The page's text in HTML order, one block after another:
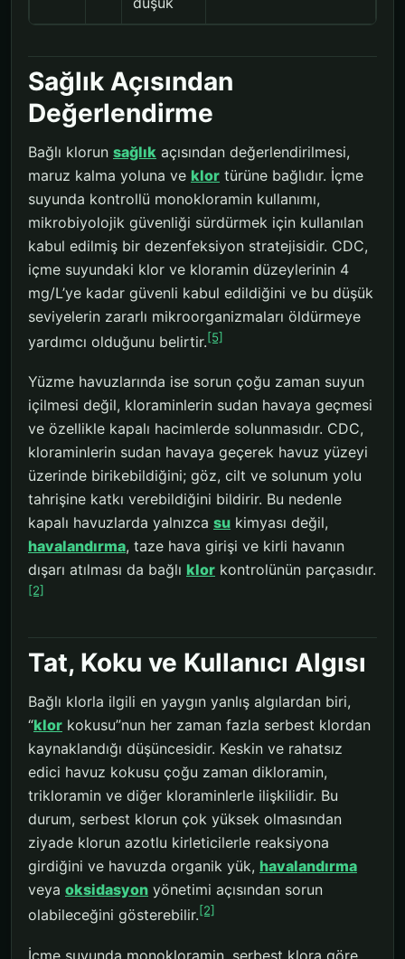
Sağlık Açısından
Değerlendirme
Bağlı klorun sağlık açısından değerlendirilmesi,
maruz kalma yoluna ve klor türüne bağlıdır. İçme
suyunda kontrollü monokloramin kullanımı,
mikrobiyolojik güvenliği sürdürmek için kullanılan
kabul edilmiş bir dezenfeksiyon stratejisidir. CDC,
içme suyundaki klor ve kloramin düzeylerinin 4
mg/L’ye kadar güvenli kabul edildiğini ve bu düşük
seviyelerin zararlı mikroorganizmaları öldürmeye
yardımcı olduğunu belirtir.[5]
Yüzme havuzlarında ise sorun çoğu zaman suyun
içilmesi değil, kloraminlerin sudan havaya geçmesi
ve özellikle kapalı hacimlerde solunmasıdır. CDC,
kloraminlerin sudan havaya geçerek havuz yüzeyi
üzerinde birikebildiğini; göz, cilt ve solunum yolu
tahrişine katkı verebildiğini bildirir. Bu nedenle
kapalı havuzlarda yalnızca su kimyası değil,
havalandırma, taze hava girişi ve kirli havanın
dışarı atılması da bağlı klor kontrolünün parçasıdır.
[2]
Tat, Koku ve Kullanıcı Algısı
Bağlı klorla ilgili en yaygın yanlış algılardan biri,
“klor kokusu”nun her zaman fazla serbest klordan
kaynaklandığı düşüncesidir. Keskin ve rahatsız
edici havuz kokusu çoğu zaman dikloramin,
trikloramin ve diğer kloraminlerle ilişkilidir. Bu
durum, serbest klorun çok yüksek olmasından
ziyade klorun azotlu kirleticilerle reaksiyona
girdiğini ve havuzda organik yük, havalandırma
veya oksidasyon yönetimi açısından sorun
olabileceğini gösterebilir.[2]
İçme suyunda monokloramin, serbest klora göre